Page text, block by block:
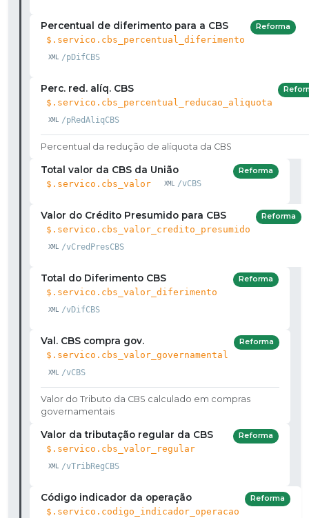
Percentual de diferimento para a CBS
$.servico.cbs_percentual_diferimento
/pDifCBS
Reforma
Perc. red. alíq. CBS
$.servico.cbs_percentual_reducao_aliquota
/pRedAliqCBS
Percentual da redução de alíquota da CBS
Total valor da CBS da União
$.servico.cbs_valor /vCBS
Reforma
Valor do Crédito Presumido para CBS
$.servico.cbs_valor_credito_presumido
/vCredPresCBS
Reforma
Total do Diferimento CBS
$.servico.cbs_valor_diferimento
/vDifCBS
Reforma
Val. CBS compra gov.
$.servico.cbs_valor_governamental
/vCBS
Reforma
Valor do Tributo da CBS calculado em compras
governamentais
Valor da tributação regular da CBS
$.servico.cbs_valor_regular
/vTribRegCBS
Reforma
Código indicador da operação
$.servico.codigo_indicador_operacao
Reforma